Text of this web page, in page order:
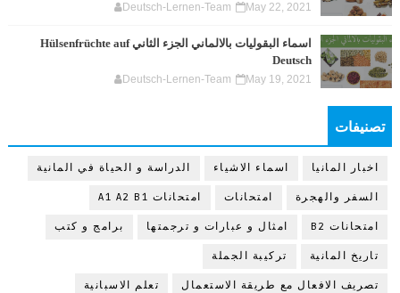
Deutsch-Lernen-Team May 22, 2021
اسماء البقوليات بالالماني الجزء الثاني Hülsenfrüchte auf
Deutsch
Deutsch-Lernen-Team May 19, 2021
تصنيفات
اخبار المانيا اسماء الاشياء الدراسة و الحياة في المانية
السفر والهجرة امتحانات امتحانات A1 A2 B1
امتحانات B2 امثال و عبارات و ترجمتها برامج و كتب
تاريخ المانية تركيبة الجملة
تصريف الافعال مع طريقة الاستعمال تعلم الاسبانية